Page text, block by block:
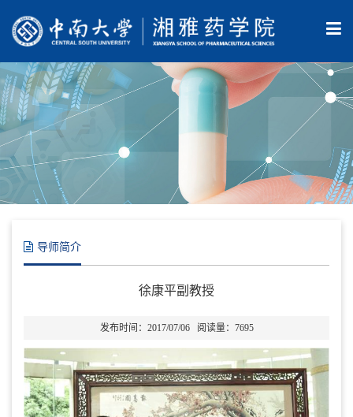
导师简介
徐康平副教授
发布时间：2017/07/06 阅读量： 7695